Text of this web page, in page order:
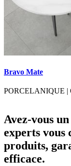
Bravo Mate
PORCELANIQUE
Avez-vous
experts vous
produits,
efficace.